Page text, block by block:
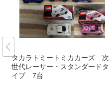
タカラトミートミカカーズ 次
世代レーサー・スタンダードタ
イプ 7台